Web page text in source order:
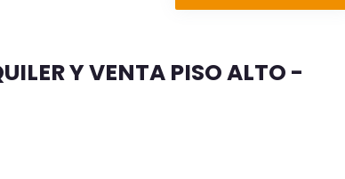
Y VENTA PISO ALTO -